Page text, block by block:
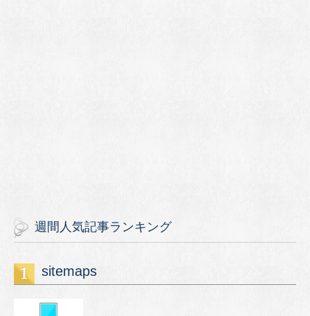
週間人気記事ランキング
sitemaps